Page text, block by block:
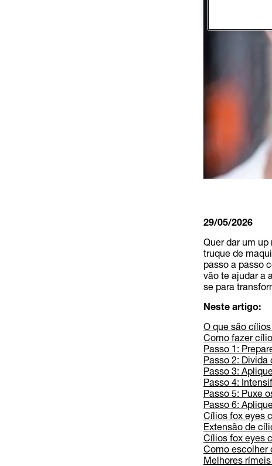
29/05/2026
Quer dar um
truque de
passo a passo
vão te ajudar a
se para
Neste artigo:
O que são
Como fazer
Passo 1:
Passo 2:
Passo 3:
Passo 4:
Passo 5: Puxe
Passo 6:
Cílios fox eyes
Extensão de
Cílios fox eyes
Como escolher
Melhores